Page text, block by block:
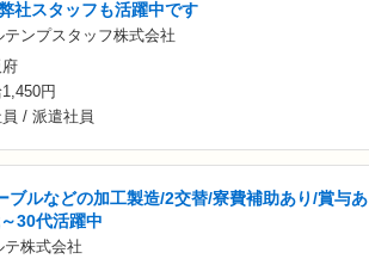
社スタッフも活躍中です
テンプスタッフ株式会社
府
円
/ 派遣社員
ブルなどの加工製造/2交替/寮費補助あり/賞与あ
30代活躍中
テ株式会社